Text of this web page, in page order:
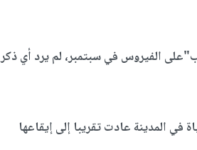
الفيروس في سبتمبر، لم يرد أي ذكر
المدينة عادت تقريبا إلى إيقاعها